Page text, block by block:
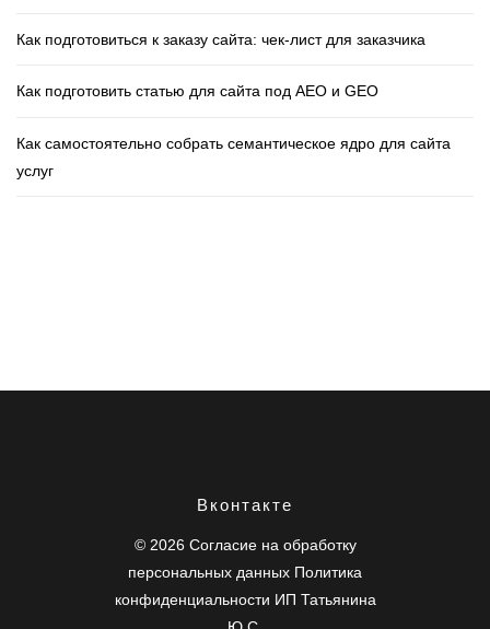
Как подготовиться к заказу сайта: чек‑лист для заказчика
Как подготовить статью для сайта под AEO и GEO
Как самостоятельно собрать семантическое ядро для сайта
услуг
Вконтакте
© 2026 Согласие на обработку
персональных данных Политика
конфиденциальности ИП Татьянина